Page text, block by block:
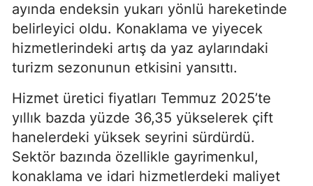
ayında endeksin yukarı yönlü hareketinde
belirleyici oldu. Konaklama ve yiyecek
hizmetlerindeki artış da yaz aylarındaki
turizm sezonunun etkisini yansıttı.
Hizmet üretici fiyatları Temmuz 2025’te
yıllık bazda yüzde 36,35 yükselerek çift
hanelerdeki yüksek seyrini sürdürdü.
Sektör bazında özellikle gayrimenkul,
konaklama ve idari hizmetlerdeki maliyet